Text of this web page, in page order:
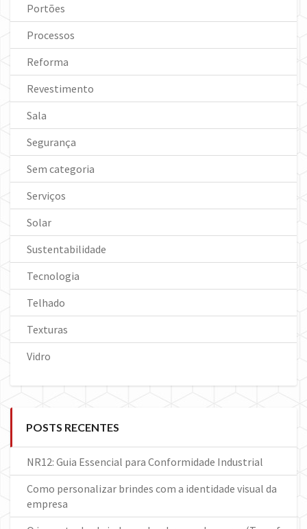
Portões
Processos
Reforma
Revestimento
Sala
Segurança
Sem categoria
Serviços
Solar
Sustentabilidade
Tecnologia
Telhado
Texturas
Vidro
POSTS RECENTES
NR12: Guia Essencial para Conformidade Industrial
Como personalizar brindes com a identidade visual da
empresa